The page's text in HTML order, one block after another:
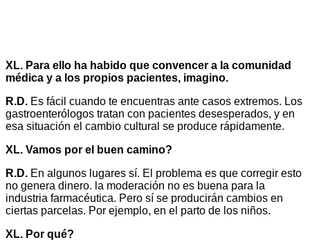
XL. Para ello ha habido que convencer a la comunidad
médica y a los propios pacientes, imagino.
R.D. Es fácil cuando te encuentras ante casos extremos. Los
gastroenterólogos tratan con pacientes desesperados, y en
esa situación el cambio cultural se produce rápidamente.
XL. Vamos por el buen camino?
R.D. En algunos lugares sí. El problema es que corregir esto
no genera dinero. la moderación no es buena para la
industria farmacéutica. Pero sí se producirán cambios en
ciertas parcelas. Por ejemplo, en el parto de los niños.
XL. Por qué?